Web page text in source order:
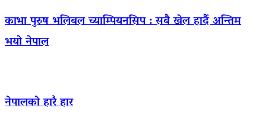
काभा पुरुष भलिबल च्याम्पियनसिप : सबै खेल हार्दै अन्तिम
भयो नेपाल
नेपालको हारै हार